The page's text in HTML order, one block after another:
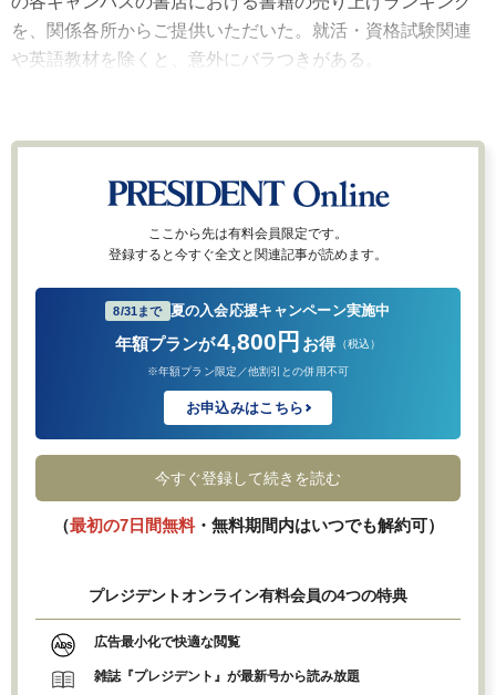
を、関係各所からご提供いただいた。就活・資格試験関連
や英語教材を除くと、意外にバラつきがある。
ここから先は有料会員限定です。
登録すると今すぐ全文と関連記事が読めます。
8/31まで 夏の入会応援キャンペーン実施中
年額プランが4,800円 お得 （税込）
※年額プラン限定／他割引との併用不可
お申込みはこちら
今すぐ登録して続きを読む
（最初の7日間無料・無料期間内はいつでも解約可）
プレジデントオンライン有料会員の4つの特典
広告最小化で快適な閲覧
雑誌『プレジデント』が最新号から読み放題